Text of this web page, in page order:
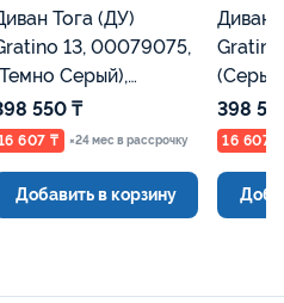
Тога (ДУ)
13, 00079075,
Серый),
550 ₸
607 ₸ ×24 мес в рассрочку
Добавить в корзину
Диван
398
16 607 ₸